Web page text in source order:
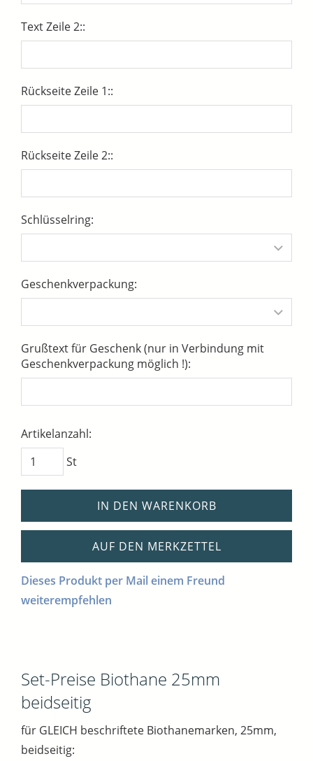
Text Zeile 2::
Rückseite Zeile 1::
Rückseite Zeile 2::
Schlüsselring:
Geschenkverpackung:
Grußtext für Geschenk (nur in Verbindung mit
Geschenkverpackung möglich !):
Artikelanzahl:
St
IN DEN WARENKORB
AUF DEN MERKZETTEL
Dieses Produkt per Mail einem Freund
weiterempfehlen
Set-Preise Biothane 25mm
beidseitig
für GLEICH beschriftete Biothanemarken, 25mm,
beidseitig: